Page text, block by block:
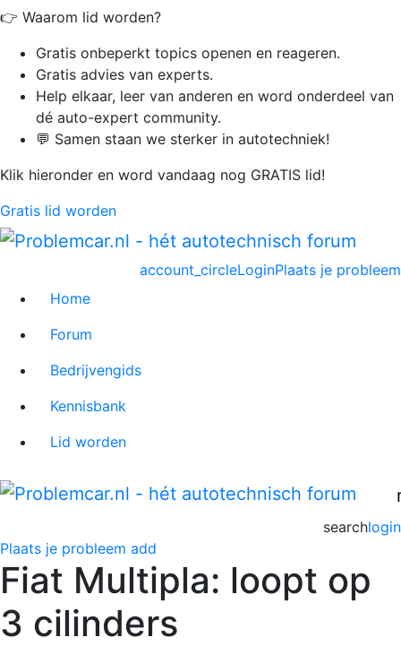
👉 Waarom lid worden?
Gratis onbeperkt topics openen en reageren.
Gratis advies van experts.
Help elkaar, leer van anderen en word onderdeel van
dé auto-expert community.
💬 Samen staan we sterker in autotechniek!
Klik hieronder en word vandaag nog GRATIS lid!
Gratis lid worden
Plaats je probleem
account_circleLogin
Home
Forum
Bedrijvengids
Kennisbank
Lid worden
login
search
Plaats je probleem add
Fiat Multipla: loopt op
3 cilinders